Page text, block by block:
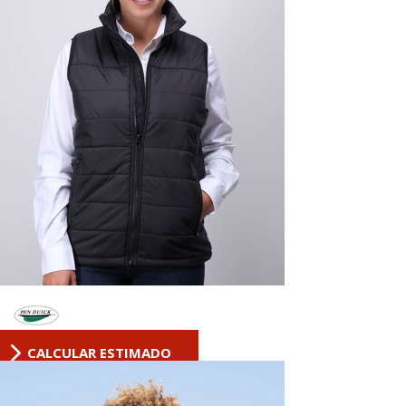
CALCULAR ESTIMADO